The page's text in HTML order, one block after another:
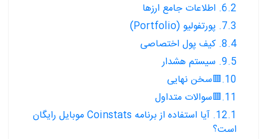
6.2. اطلاعات جامع ارزها
7.3. پورتفولیو (Portfolio)
8.4. کیف پول اختصاصی
9.5. سیستم هشدار
10.🟥سخن نهایی
11.🟥سوالات متداول
12.1. آیا استفاده از برنامه Coinstats موبایل رایگان
است؟